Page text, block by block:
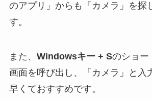
のアプリ」からも「カメラ」を探
す。
また、 Windowsキー + Sのショー
画面を呼び出し、「カメラ」と入
早くておすすめです。